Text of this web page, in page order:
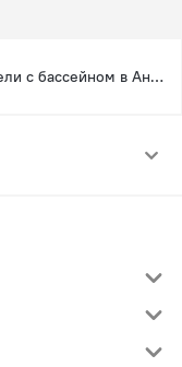
Отели с бассейном в Анталье